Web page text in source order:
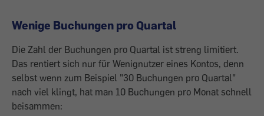
Wenige Buchungen pro Quartal
Die Zahl der Buchungen pro Quartal ist streng limitiert.
Das rentiert sich nur für Wenignutzer eines Kontos, denn
selbst wenn zum Beispiel "30 Buchungen pro Quartal"
nach viel klingt, hat man 10 Buchungen pro Monat schnell
beisammen: